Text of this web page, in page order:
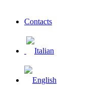
Contacts